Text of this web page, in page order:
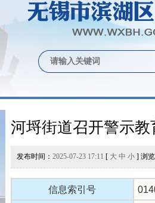
河埒街道召开警示教
发布时间： 2025-07-23 17:11 [ 大 中 小] 浏览
信息索引号